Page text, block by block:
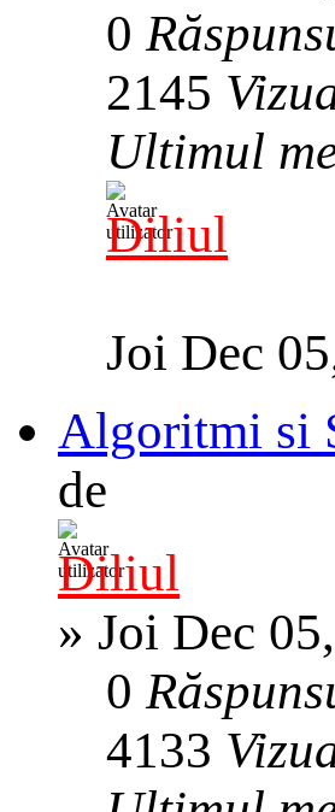
0
2145
Ultimul
Diliul
Joi Dec
Algoritmi si
de
Diliul
» Joi Dec
0
4133